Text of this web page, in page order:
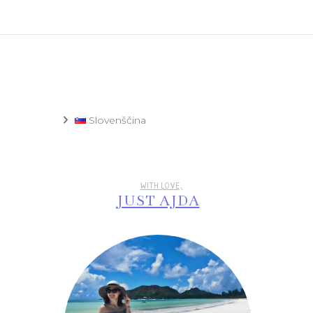
Slovenščina
WITH LOVE,
JUST AJDA